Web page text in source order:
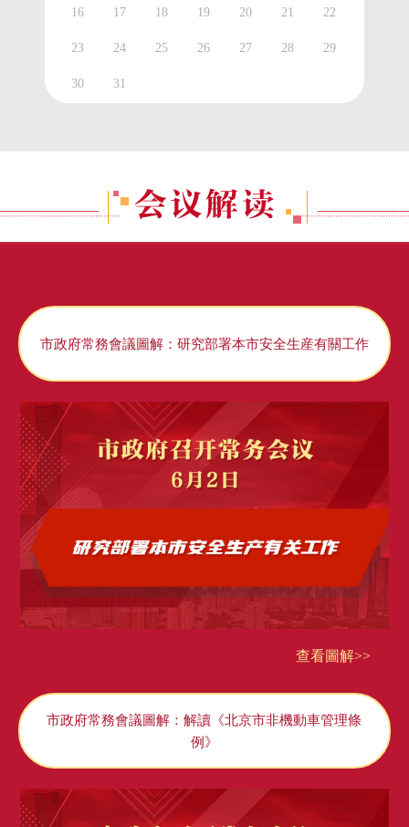
16 17 18 19 20 21 22
23 24 25 26 27 28 29
30 31
市政府常務會議圖解：研究部署本市安全生産有關工作
查看圖解>>
市政府常務會議圖解：解讀《北京市非機動車管理條
例》